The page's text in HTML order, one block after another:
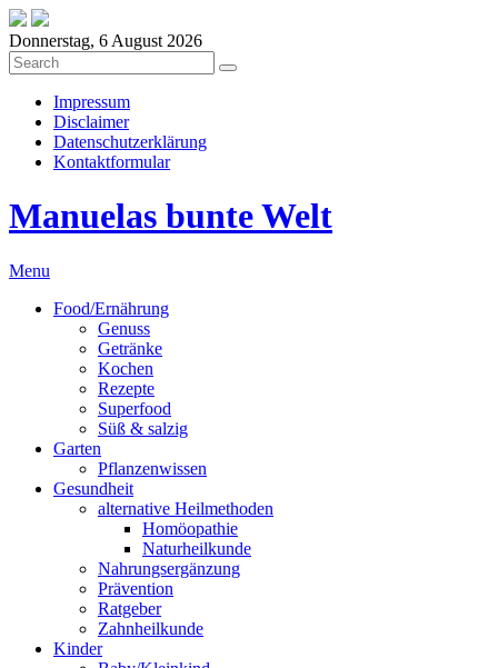
Donnerstag, 6 August 2026
Impressum
Disclaimer
Datenschutzerklärung
Kontaktformular
Manuelas bunte Welt
Menu
Food/Ernährung
Genuss
Getränke
Kochen
Rezepte
Superfood
Süß & salzig
Garten
Pflanzenwissen
Gesundheit
alternative Heilmethoden
Homöopathie
Naturheilkunde
Nahrungsergänzung
Prävention
Ratgeber
Zahnheilkunde
Kinder